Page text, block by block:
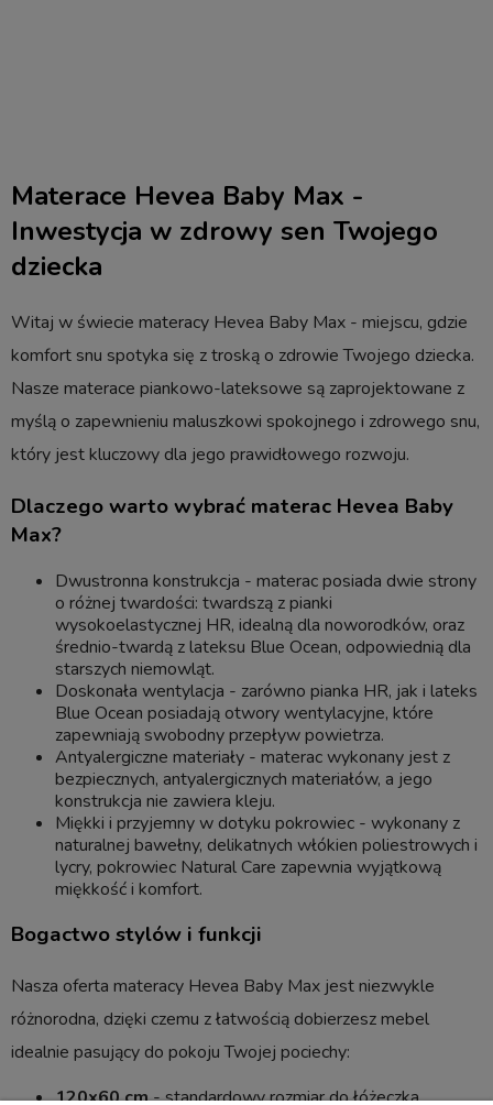
Materace Hevea Baby Max -
Inwestycja w zdrowy sen Twojego
dziecka
Witaj w świecie materacy Hevea Baby Max - miejscu, gdzie
komfort snu spotyka się z troską o zdrowie Twojego dziecka.
Nasze materace piankowo-lateksowe są zaprojektowane z
myślą o zapewnieniu maluszkowi spokojnego i zdrowego snu,
który jest kluczowy dla jego prawidłowego rozwoju.
Dlaczego warto wybrać materac Hevea Baby
Max?
Dwustronna konstrukcja - materac posiada dwie strony
o różnej twardości: twardszą z pianki
wysokoelastycznej HR, idealną dla noworodków, oraz
średnio-twardą z lateksu Blue Ocean, odpowiednią dla
starszych niemowląt.
Doskonała wentylacja - zarówno pianka HR, jak i lateks
Blue Ocean posiadają otwory wentylacyjne, które
zapewniają swobodny przepływ powietrza.
Antyalergiczne materiały - materac wykonany jest z
bezpiecznych, antyalergicznych materiałów, a jego
konstrukcja nie zawiera kleju.
Miękki i przyjemny w dotyku pokrowiec - wykonany z
naturalnej bawełny, delikatnych włókien poliestrowych i
lycry, pokrowiec Natural Care zapewnia wyjątkową
miękkość i komfort.
Bogactwo stylów i funkcji
Nasza oferta materacy Hevea Baby Max jest niezwykle
różnorodna, dzięki czemu z łatwością dobierzesz mebel
idealnie pasujący do pokoju Twojej pociechy:
120x60 cm- standardowy rozmiar do łóżeczka